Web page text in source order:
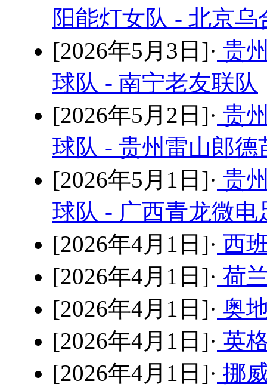
阳能灯女队 - 北京
[2026年5月3日]· 贵
球队 - 南宁老友联队
[2026年5月2日]· 贵
球队 - 贵州雷山郎德
[2026年5月1日]· 贵
球队 - 广西青龙微电
[2026年4月1日]· 西
[2026年4月1日]· 荷
[2026年4月1日]· 奥
[2026年4月1日]· 英
[2026年4月1日]· 挪